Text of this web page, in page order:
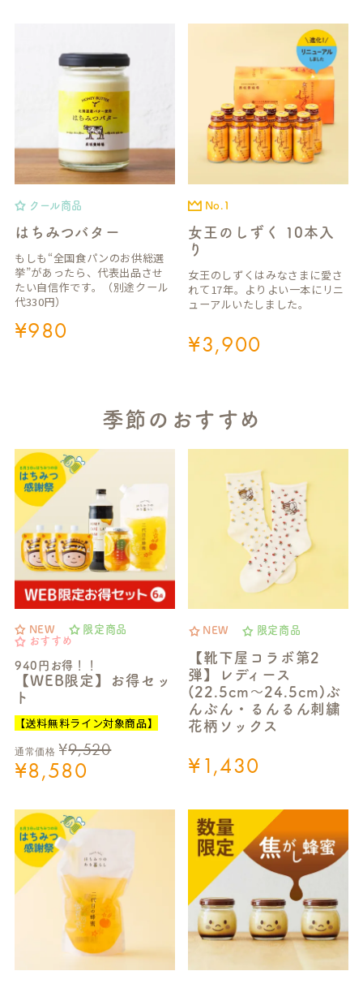
クール商品
はちみつバター
もしも“全国食パンのお供総選
挙”があったら、代表出品させ
たい自信作です。（別途クール
代330円）
¥980
No.1
女王のしずく 10本入
り
女王のしずくはみなさまに愛さ
れて17年。よりよい一本にリニ
ューアルいたしました。
¥3,900
季節のおすすめ
NEW
限定商品
おすすめ
940円お得！！
【WEB限定】お得セッ
ト
【送料無料ライン対象商品】
通常価格 ¥9,520
¥8,580
NEW 限定商品
【靴下屋コラボ第2
弾】レディース
(22.5cm～24.5cm)ぶ
んぶん・るんるん刺繍
花柄ソックス
¥1,430